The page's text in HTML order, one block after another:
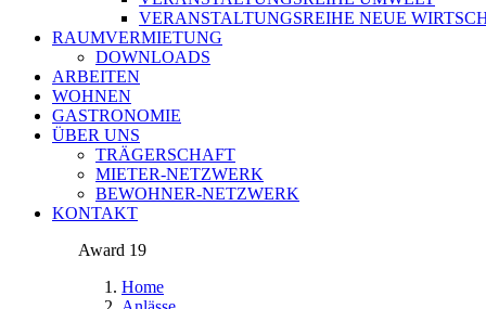
VERANSTALTUNGSREIHE NEUE
RAUMVERMIETUNG
DOWNLOADS
ARBEITEN
WOHNEN
GASTRONOMIE
ÜBER UNS
TRÄGERSCHAFT
MIETER-NETZWERK
BEWOHNER-NETZWERK
KONTAKT
Award 19
Home